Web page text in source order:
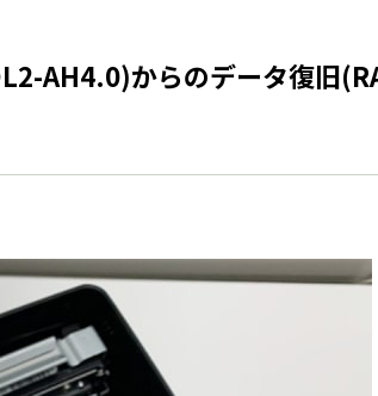
AH4.0)からのデータ復旧